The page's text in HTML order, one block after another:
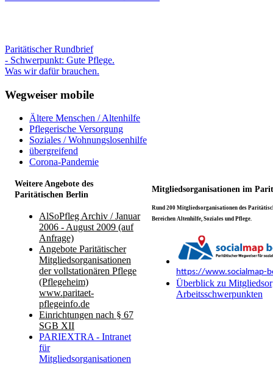
Paritätischer Rundbrief
- Schwerpunkt: Gute Pflege.
Was wir dafür brauchen.
Wegweiser mobile
Ältere Menschen / Altenhilfe
Pflegerische Versorgung
Soziales / Wohnungslosenhilfe
übergreifend
Corona-Pandemie
Weitere Angebote des
Paritätischen Berlin
Mitgliedsorganisationen im
AlSoPfleg Archiv / Januar
2006 - August 2009 (auf
Anfrage)
Angebote Paritätischer
Mitgliedsorganisationen
der vollstationären Pflege
(Pflegeheim)
www.paritaet-
pflegeinfo.de
Einrichtungen nach § 67
SGB XII
PARIEXTRA - Intranet
für
Mitgliedsorganisationen
Rund 200 Mitgliedsorganisationen des
Bereichen Altenhilfe, Soziales und Pflege.
https://www.socialmap-
Überblick zu
Arbeitsschwerpunkten